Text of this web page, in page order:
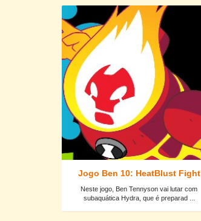
Jogo Ben 10: HeatBlust Fight
Neste jogo, Ben Tennyson vai lutar com
subaquática Hydra, que é preparad ...